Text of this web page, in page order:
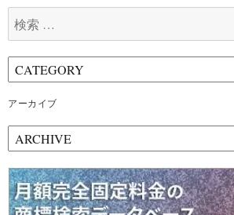
索:
アーカイブ
ー
カ
イ
ブ